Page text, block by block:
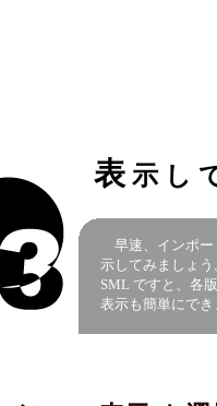
表示 し
早速、インポー
示してみまし
SML ですと、各
表示も簡単にでき